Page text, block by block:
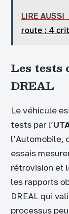
LIRE AUSSI
route : 4
Les tests
DREAL
Le véhicule
tests par l’
l’Automobile,
essais
rétrovision et
les rapports
DREAL qui
processus